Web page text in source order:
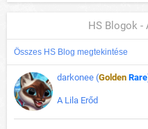
HS Blogok -
Összes HS Blog megtekintése
darkonee (Golden Rare
A Lila Erőd